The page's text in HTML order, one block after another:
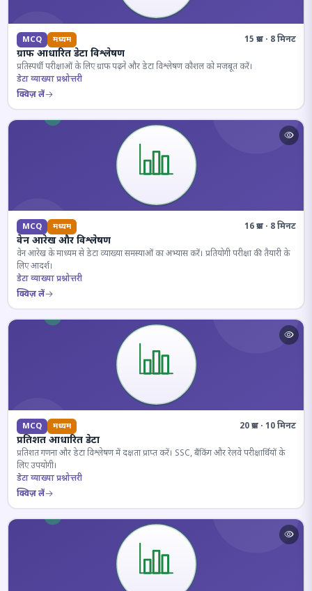
MCQ मध्यम 15 प्रश्न · 8 मिनट
ग्राफ आधारित डेटा विश्लेषण
प्रतिस्पर्धी परीक्षाओं के लिए ग्राफ पढ़ने और डेटा विश्लेषण कौशल को मजबूत करें।
डेटा व्याख्या प्रश्नोत्तरी
क्विज़ लें
MCQ मध्यम 16 प्रश्न · 8 मिनट
वेन आरेख और विश्लेषण
वेन आरेख के माध्यम से डेटा व्याख्या समस्याओं का अभ्यास करें। प्रतियोगी परीक्षा की तैयारी के
लिए आदर्श।
डेटा व्याख्या प्रश्नोत्तरी
क्विज़ लें
MCQ मध्यम 20 प्रश्न · 10 मिनट
प्रतिशत आधारित डेटा
प्रतिशत गणना और डेटा विश्लेषण में दक्षता प्राप्त करें। SSC, बैंकिंग और रेलवे परीक्षार्थियों के
लिए उपयोगी।
डेटा व्याख्या प्रश्नोत्तरी
क्विज़ लें